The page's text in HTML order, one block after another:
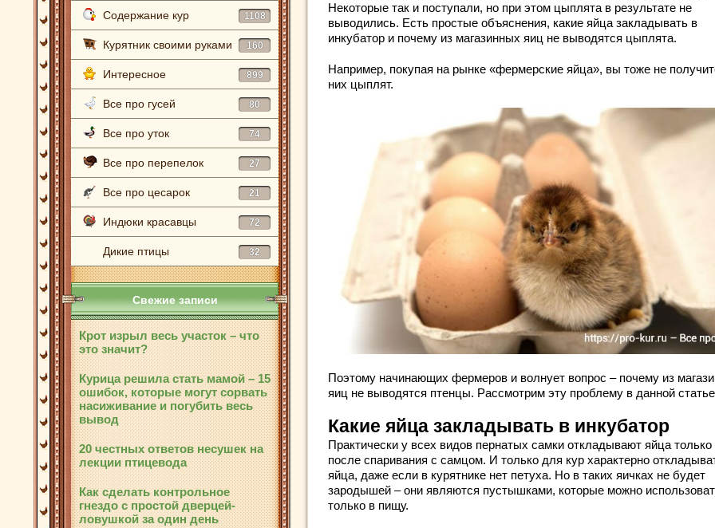
Содержание кур 1108
Курятник своими руками 160
Интересное 899
Все про гусей 80
Все про уток 74
Все про перепелок 27
Все про цесарок 21
Индюки красавцы 72
Дикие птицы 32
Свежие записи
Крот изрыл весь участок – что
это значит?
Курица решила стать мамой – 15
ошибок, которые могут сорвать
насиживание и погубить весь
вывод
20 честных ответов несушек на
лекции птицевода
Как сделать контрольное
гнездо с простой дверцей-
ловушкой за один день
Некоторые так и поступали, но при этом цыплята в результате не
выводились. Есть простые объяснения, какие яйца закладывать в
инкубатор и почему из магазинных яиц не выводятся цыплята.
Например, покупая на рынке «фермерские яйца», вы тоже не
них цыплят.
Поэтому начинающих фермеров и волнует вопрос – почему из
яиц не выводятся птенцы. Рассмотрим эту проблему в данной
Какие яйца закладывать в инкубатор
Практически у всех видов пернатых самки откладывают яйца только
после спаривания с самцом. И только для кур характерно
яйца, даже если в курятнике нет петуха. Но в таких яичках не будет
зародышей – они являются пустышками, которые можно
только в пищу.